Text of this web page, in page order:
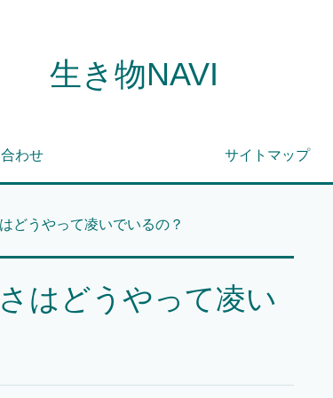
生き物NAVI
わせ サイトマップ
どうやって凌いでいるの？
はどうやって凌い